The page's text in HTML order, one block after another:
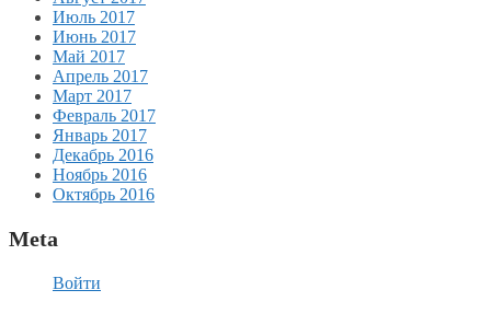
Июль 2017
Июнь 2017
Май 2017
Апрель 2017
Март 2017
Февраль 2017
Январь 2017
Декабрь 2016
Ноябрь 2016
Октябрь 2016
Meta
Войти